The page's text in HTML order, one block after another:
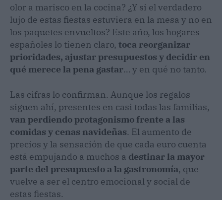
olor a marisco en la cocina? ¿Y si el verdadero
lujo de estas fiestas estuviera en la mesa y no en
los paquetes envueltos? Este año, los hogares
españoles lo tienen claro, toca reorganizar
prioridades, ajustar presupuestos y decidir en
qué merece la pena gastar… y en qué no tanto.
Las cifras lo confirman. Aunque los regalos
siguen ahí, presentes en casi todas las familias,
van perdiendo protagonismo frente a las
comidas y cenas navideñas. El aumento de
precios y la sensación de que cada euro cuenta
está empujando a muchos a destinar la mayor
parte del presupuesto a la gastronomía, que
vuelve a ser el centro emocional y social de
estas fiestas.